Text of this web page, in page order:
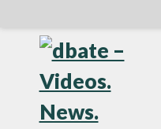
content